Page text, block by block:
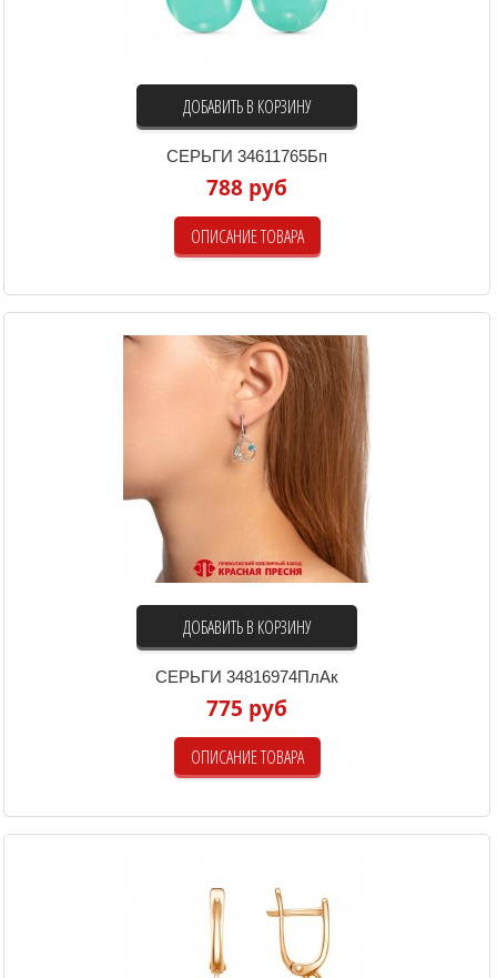
ДОБАВИТЬ В КОРЗИНУ
СЕРЬГИ 34611765Бп
788 руб
ОПИСАНИЕ ТОВАРА
ДОБАВИТЬ В КОРЗИНУ
СЕРЬГИ 34816974ПлАк
775 руб
ОПИСАНИЕ ТОВАРА